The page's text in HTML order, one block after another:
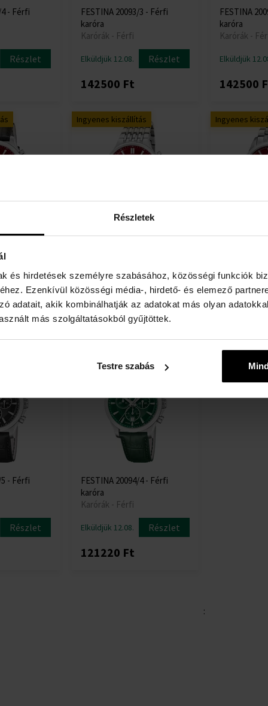
Részletek
és hirdetések személyre szabásához, közösségi funkciók
Ezenkívül közösségi média-, hirdető- és elemező
adatait, akik kombinálhatják az adatokat más olyan
más szolgáltatásokból gyűjtöttek.
Testre szabás
4 - Férfi
Részlet
FESTINA 20093/3 - Férfi
karóra
Karórák - Férfi
Elküldjük 12.08. Részlet
142500 Ft
FESTINA
karóra
Karórák -
Elküldjük
142500
Részlet
Ingyenes kiszállítás
Karórák - Férfi
Elküldjük 12.08. Részlet
142500 Ft
Ingyenes
Karórák -
Elküldjük
5 - Férfi
Részlet
FESTINA 20094/4 - Férfi
karóra
Karórák - Férfi
Elküldjük 12.08. Részlet
121220 Ft
: